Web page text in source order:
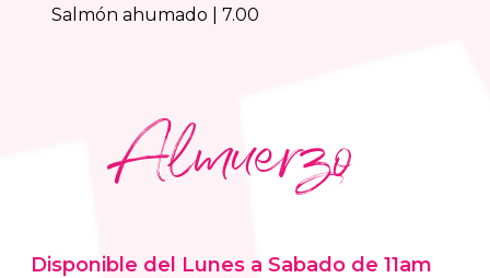
Salmón ahumado | 7.00
Almuerzo
Disponible del Lunes a Sabado de 11am